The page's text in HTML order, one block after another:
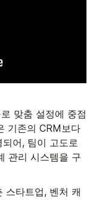
맞춤 설정에 중점
기존의 CRM보다
어, 팀이 고도로
관리 시스템을 구
스타트업, 벤처 캐